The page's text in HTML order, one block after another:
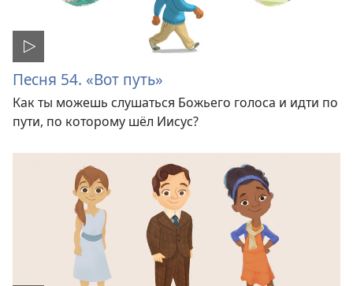
Песня 54. «Вот путь»
Как ты можешь слушаться Божьего голоса и идти по
пути, по которому шёл Иисус?